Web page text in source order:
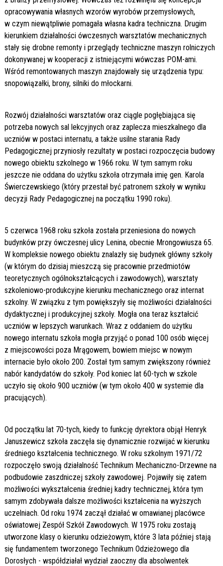
opracowywania własnych wzorów wyrobów przemysłowych,
w czym niewątpliwie pomagała własna kadra techniczna. Drugim
kierunkiem działalności ówczesnych warsztatów mechanicznych
stały się drobne remonty i przeglądy techniczne maszyn rolniczych
dokonywanej w kooperacji z istniejącymi wówczas POM-ami.
Wśród remontowanych maszyn znajdowały się urządzenia typu:
snopowiązałki, brony, silniki do młockarni.
Rozwój działalności warsztatów oraz ciągle pogłębiająca się
potrzeba nowych sal lekcyjnych oraz zaplecza mieszkalnego dla
uczniów w postaci internatu, a także usilne starania Rady
Pedagogicznej przyniosły rezultaty w postaci rozpoczęcia budowy
nowego obiektu szkolnego w 1966 roku. W tym samym roku
jeszcze nie oddana do użytku szkoła otrzymała imię gen. Karola
Świerczewskiego (który przestał być patronem szkoły w wyniku
decyzji Rady Pedagogicznej na początku 1990 roku).
5 czerwca 1968 roku szkoła została przeniesiona do nowych
budynków przy ówczesnej ulicy Lenina, obecnie Mrongowiusza 65.
W kompleksie nowego obiektu znalazły się budynek główny szkoły
(w którym do dzisiaj mieszczą się pracownie przedmiotów
teoretycznych ogólnokształcących i zawodowych), warsztaty
szkoleniowo-produkcyjne kierunku mechanicznego oraz internat
szkolny. W związku z tym powiększyły się możliwości działalności
dydaktycznej i produkcyjnej szkoły. Mogła ona teraz kształcić
uczniów w lepszych warunkach. Wraz z oddaniem do użytku
nowego internatu szkoła mogła przyjąć o ponad 100 osób więcej
z miejscowości poza Mrągowem, bowiem miejsc w nowym
internacie było około 200. Został tym samym zwiększony również
nabór kandydatów do szkoły. Pod koniec lat 60-tych w szkole
uczyło się około 900 uczniów (w tym około 400 w systemie dla
pracujących).
Od początku lat 70-tych, kiedy to funkcję dyrektora objął Henryk
Januszewicz szkoła zaczęła się dynamicznie rozwijać w kierunku
średniego kształcenia technicznego. W roku szkolnym 1971/72
rozpoczęło swoją działalność Technikum Mechaniczno-Drzewne na
podbudowie zaszdniczej szkoły zawodowej. Pojawiły się zatem
możliwości wykształcenia średniej kadry technicznej, która tym
samym zdobywała dalsze możliwości kształcenia na wyższych
uczelniach. Od roku 1974 zaczął działać w omawianej placówce
oświatowej Zespół Szkół Zawodowych. W 1975 roku zostają
utworzone klasy o kierunku odzieżowym, które 3 lata później stają
się fundamentem tworzonego Technikum Odzieżowego dla
Dorosłych - współdziałał wydział zaoczny dla absolwentek